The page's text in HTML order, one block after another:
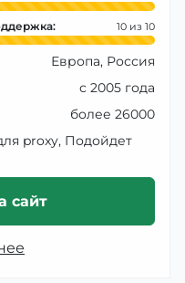
10
Европа, Россия
с 2005 года
более 26000
proxy, Подойдет
сайт